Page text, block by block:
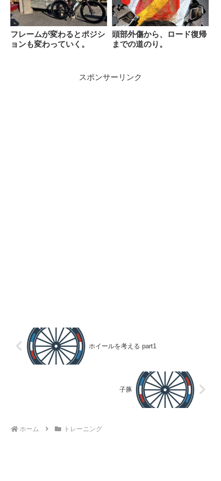
フレームが変わるとポジシ
ョンも変わっていく。
頭部外傷から、ロード復帰
までの道のり。
スポンサーリンク
ホイールを考える part1
子豚
ホーム トレーニング